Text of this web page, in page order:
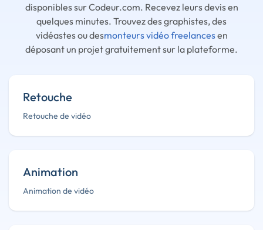
disponibles sur Codeur.com. Recevez leurs devis en
quelques minutes. Trouvez des graphistes, des
vidéastes ou desmonteurs vidéo freelancesen
déposant un projet gratuitement sur la plateforme.
Retouche
Retouche de vidéo
Animation
Animation de vidéo